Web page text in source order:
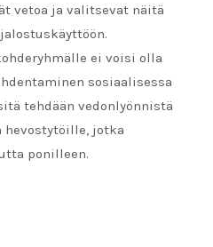
vetoa ​​ja valitsevat näitä
ei voisi olla
sosiaalisessa
tehdään vedonlyönnistä
jotka
ponilleen.